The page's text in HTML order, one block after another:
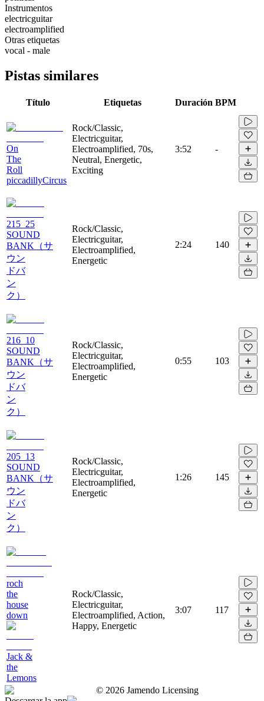
Instrumentos
electricguitar
electroamplified
Otras etiquetas
vocal - male
Pistas similares
Título Etiquetas Duración BPM
On
The
Roll
piccadillyCircus
Rock/Classic,
Electricguitar,
Electroamplified, 70s,
Neutral, Energetic,
Exciting
3:52 -
215_25
SOUND
BANK（サ
ウン
ドバ
ン
ク）
Rock/Classic,
Electricguitar,
Electroamplified,
Energetic
2:24 140
216_10
SOUND
BANK（サ
ウン
ドバ
ン
ク）
Rock/Classic,
Electricguitar,
Electroamplified,
Energetic
0:55 103
205_13
SOUND
BANK（サ
ウン
ドバ
ン
ク）
Rock/Classic,
Electricguitar,
Electroamplified,
Energetic
1:26 145
roch
the
house
down
Jack &
the
Lemons
Rock/Classic,
Electricguitar,
Electroamplified, Action,
Happy, Energetic
3:07 117
© 2026 Jamendo Licensing